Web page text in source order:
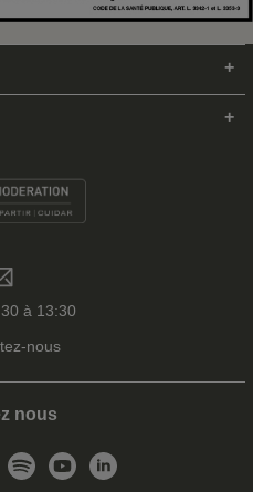
à 13:30
nous
nous